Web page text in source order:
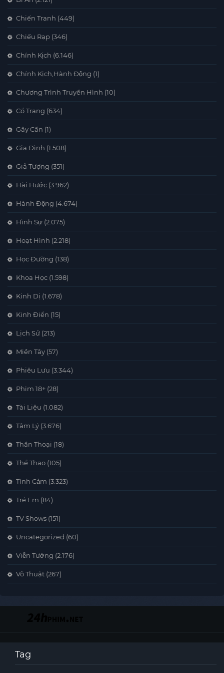
mà hưởng lạc?
Chiến Tranh (449)
Chiếu Rạp (346)
Chính Kịch (6.146)
Chính Kịch,Hành Động (1)
Chương Trình Truyền Hình (10)
Cổ Trang (634)
Gây Cấn (1)
Gia Đình (1.508)
Giả Tượng (351)
Hài Hước (3.962)
Hành Động (4.674)
Hình Sự (2.075)
Hoạt Hình (2.218)
Học Đường (138)
Khoa Học (1.598)
Kinh Dị (1.678)
Kinh Điển (15)
Lịch Sử (213)
Miền Tây (57)
Phiêu Lưu (3.344)
Phim 18+ (28)
Tài Liệu (1.082)
Tâm Lý (3.676)
Thần Thoại (18)
Thể Thao (105)
Tình Cảm (3.323)
Trẻ Em (84)
TV Shows (151)
Uncategorized (60)
Viễn Tưởng (2.176)
Võ Thuật (267)
Tag